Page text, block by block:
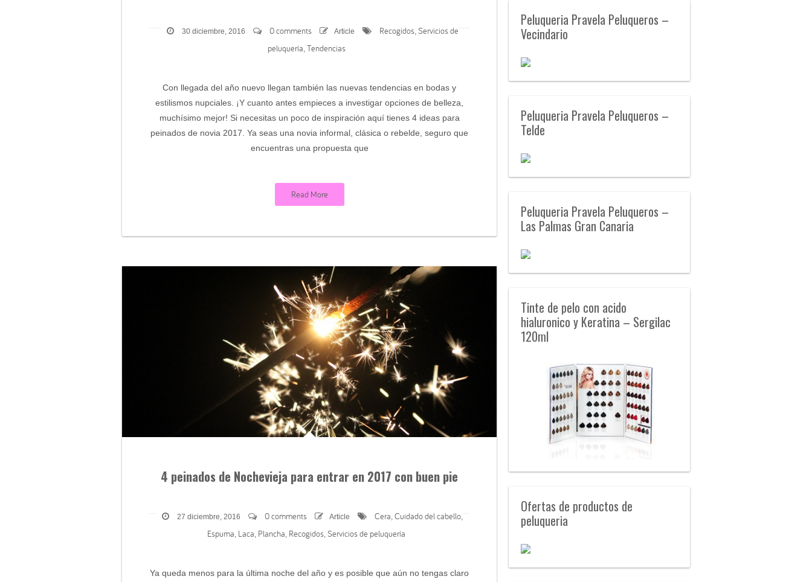
30 diciembre, 2016 0 comments Article Recogidos, Servicios de
peluquería, Tendencias
Con llegada del año nuevo llegan también las nuevas tendencias en bodas y
estilismos nupciales. ¡Y cuanto antes empieces a investigar opciones de belleza,
muchísimo mejor! Si necesitas un poco de inspiración aquí tienes 4 ideas para
peinados de novia 2017. Ya seas una novia informal, clásica o rebelde, seguro que
encuentras una propuesta que
Read More
4 peinados de Nochevieja para entrar en 2017 con buen pie
27 diciembre, 2016 0 comments Article Cera, Cuidado del cabello,
Espuma, Laca, Plancha, Recogidos, Servicios de peluquería
Ya queda menos para la última noche del año y es posible que aún no tengas claro
Peluqueria Pravela Peluqueros –
Vecindario
Peluqueria Pravela Peluqueros –
Telde
Peluqueria Pravela Peluqueros –
Las Palmas Gran Canaria
Tinte de pelo con acido
hialuronico y Keratina – Sergilac
120ml
Ofertas de productos de
peluqueria